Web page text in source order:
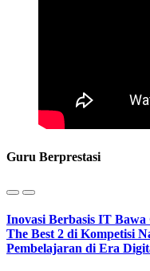
Guru Berprestasi
Inovasi Berbasis IT
The Best 2 di Kompetisi
Pembelajaran di Era